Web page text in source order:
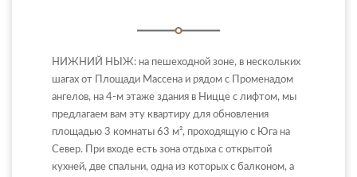
НИЖНИЙ НЬІЖ: на пешеходной зоне, в нескольких
шагах от Площади Массена и рядом с Променадом
ангелов, на 4-м этаже здания в Ницце с лифтом, мы
предлагаем вам эту квартиру для обновления
площадью 3 комнаты 63 м², проходящую с Юга на
Север. При входе есть зона отдыха с открытой
кухней, две спальни, одна из которых с балконом, а